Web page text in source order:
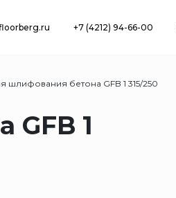
+7 (4212) 94-66-00
шлифования бетона GFB 1 315/250
1